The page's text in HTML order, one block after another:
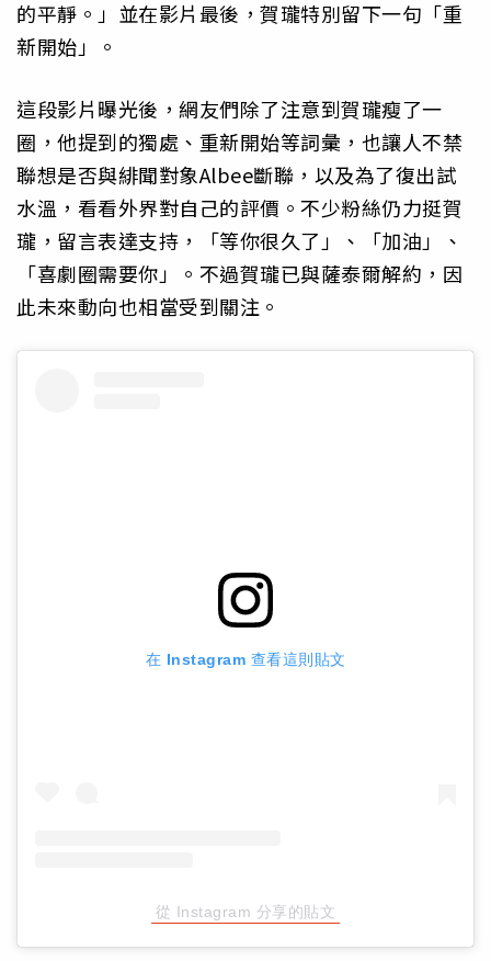
的平靜。」並在影片最後，賀瓏特別留下一句「重
新開始」。
這段影片曝光後，網友們除了注意到賀瓏瘦了一
圈，他提到的獨處、重新開始等詞彙，也讓人不禁
聯想是否與緋聞對象Albee斷聯，以及為了復出試
水溫，看看外界對自己的評價。不少粉絲仍力挺賀
瓏，留言表達支持，「等你很久了」、「加油」、
「喜劇圈需要你」。不過賀瓏已與薩泰爾解約，因
此未來動向也相當受到關注。
在 Instagram 查看這則貼文
從 Instagram 分享的貼文